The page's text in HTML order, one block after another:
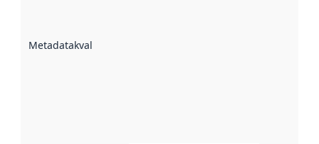
Metadatakvalitet